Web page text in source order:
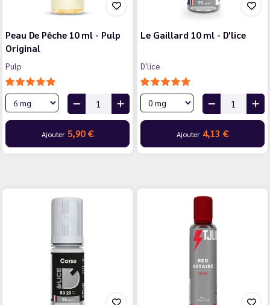
Peau De Pêche 10 ml - Pulp
Original
Pulp
Ajouter 5,90 €
Le Gaillard 10 ml - D'lice
D'lice
Ajouter 4,13 €